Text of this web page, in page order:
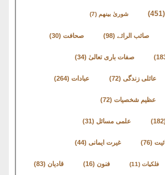
(451) شوریٰ بینھم (7)
صائب الرائے (98) صحافت (30)
صفات باری تعالیٰ (34)
عائلی زندگی (72) عبادات (264)
عظیم شخصیات (72)
(182) علمی مسائل (31)
(76) غیرت ایمانی (44)
فلکیات (11) فنون (16) قادیان (83)